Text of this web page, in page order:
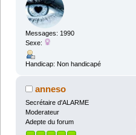
Messages: 1990
Sexe:
Handicap: Non handicapé
anneso
Secrétaire d'ALARME
Moderateur
Adepte du forum